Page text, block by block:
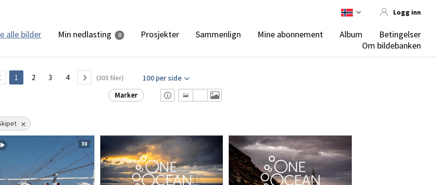
Logg inn
alle bilder Min nedlasting 0 Prosjekter Sammenlign Mine abonnement Album
Betingelser
Om bildebanken
1 2 3 4 (303 filer)
100 per side
Marker
30